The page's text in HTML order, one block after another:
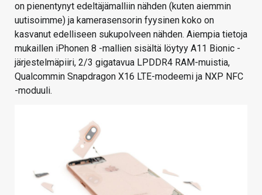
on pienentynyt edeltäjämalliin nähden (kuten aiemmin
uutisoimme) ja kamerasensorin fyysinen koko on
kasvanut edelliseen sukupolveen nähden. Aiempia tietoja
mukaillen iPhonen 8 -mallien sisältä löytyy A11 Bionic -
järjestelmäpiiri, 2/3 gigatavua LPDDR4 RAM-muistia,
Qualcommin Snapdragon X16 LTE-modeemi ja NXP NFC
-moduuli.